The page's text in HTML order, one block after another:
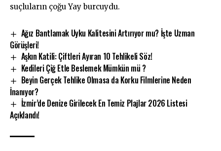
suçluların çoğu Yay burcuydu.
Ağız Bantlamak Uyku Kalitesini Artırıyor mu? İşte Uzman
Görüşleri!
Aşkın Katili: Çiftleri Ayıran 10 Tehlikeli Söz!
Kedileri Çiğ Etle Beslemek Mümkün mü ?
Beyin Gerçek Tehlike Olmasa da Korku Filmlerine Neden
İnanıyor?
İzmir’de Denize Girilecek En Temiz Plajlar 2026 Listesi
Açıklandı!